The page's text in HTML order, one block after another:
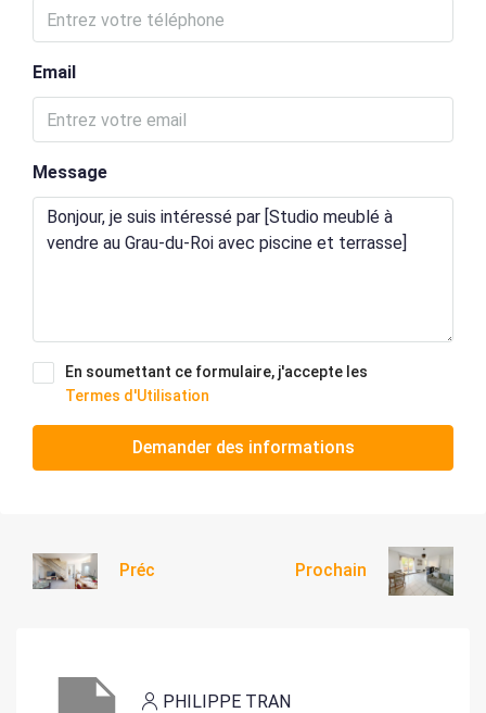
Email
Message
En soumettant ce formulaire, j'accepte les
Termes d'Utilisation
Demander des informations
Préc Prochain
PHILIPPE TRAN